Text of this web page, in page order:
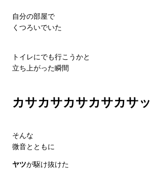
自分の部屋で
くつろいでいた
トイレにでも行こうかと
立ち上がった瞬間
カサカサカサカサカサッ
そんな
微音とともに
ヤツが駆け抜けた